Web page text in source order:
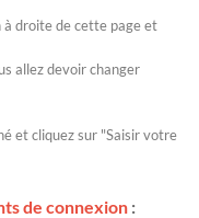
droite de cette page et
allez devoir changer
et cliquez sur "Saisir votre
de connexion :